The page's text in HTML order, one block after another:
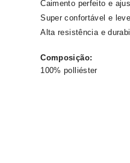
Caimento perfeito e
Super confortável e
Alta resistência e
Composição:
100% polliéster